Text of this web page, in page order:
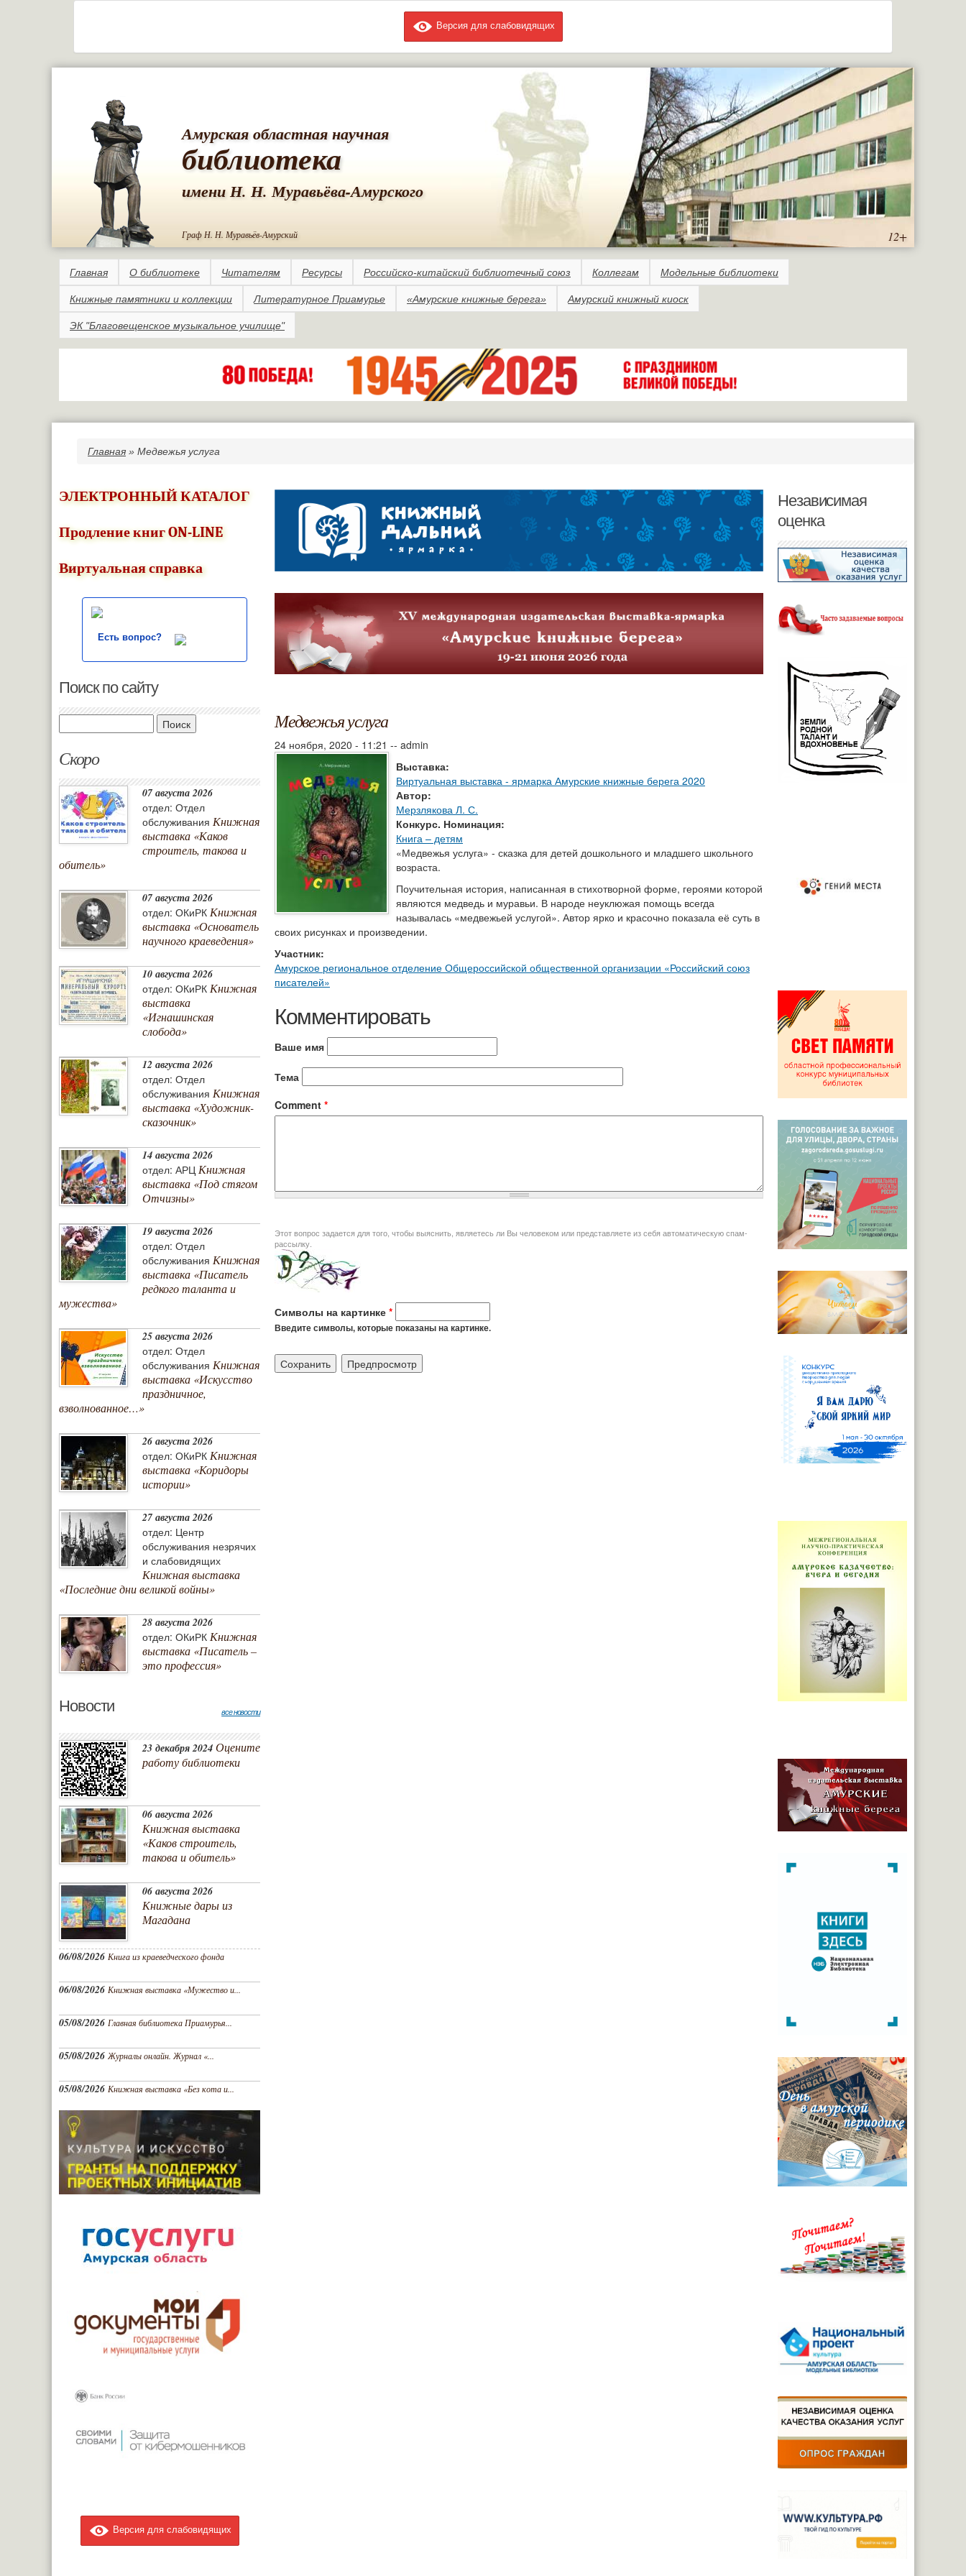
Версия для слабовидящих
Амурская областная научная
библиотека
имени Н. Н. Муравьёва-Амурского
Граф Н. Н. Муравьёв-Амурский 12+
Главная О библиотеке Читателям Ресурсы Российско-китайский библиотечный союз Коллегам Модельные библиотеки
Книжные памятники и коллекции Литературное Приамурье «Амурские книжные берега» Амурский книжный киоск
ЭК "Благовещенское музыкальное училище"
Вы здесь
Главная » Медвежья услуга
ЭЛЕКТРОННЫЙ КАТАЛОГ
Продление книг ON-LINE
Виртуальная справка
Есть вопрос?
Поиск по сайту
Скоро
07 августа 2026
отдел: Отдел
обслуживания Книжная
выставка «Каков
строитель, такова и
обитель»
07 августа 2026
отдел: ОКиРК Книжная
выставка «Основатель
научного краеведения»
10 августа 2026
отдел: ОКиРК Книжная
выставка
«Игнашинская
слобода»
12 августа 2026
отдел: Отдел
обслуживания Книжная
выставка «Художник-
сказочник»
14 августа 2026
отдел: АРЦ Книжная
выставка «Под стягом
Отчизны»
19 августа 2026
отдел: Отдел
обслуживания Книжная
выставка «Писатель
редкого таланта и
мужества»
25 августа 2026
отдел: Отдел
обслуживания Книжная
выставка «Искусство
праздничное,
взволнованное…»
26 августа 2026
отдел: ОКиРК Книжная
выставка «Коридоры
истории»
27 августа 2026
отдел: Центр
обслуживания незрячих
и слабовидящих
Книжная выставка
«Последние дни великой войны»
28 августа 2026
отдел: ОКиРК Книжная
выставка «Писатель –
это профессия»
Новости все новости
23 декабря 2024 Оцените
работу библиотеки
06 августа 2026
Книжная выставка
«Каков строитель,
такова и обитель»
06 августа 2026
Книжные дары из
Магадана
06/08/2026 Книга из краеведческого фонда
06/08/2026 Книжная выставка «Мужество и...
05/08/2026 Главная библиотека Приамурья...
05/08/2026Журналы онлайн. Журнал «...
05/08/2026 Книжная выставка «Без кота и...
Версия для слабовидящих
Медвежья услуга
24 ноября, 2020 - 11:21 -- admin
Выставка:
Виртуальная выставка - ярмарка Амурские книжные берега 2020
Автор:
Мерзлякова Л. С.
Конкурс. Номинация:
Книга – детям
«Медвежья услуга» - сказка для детей дошкольного и младшего школьного
возраста.
Поучительная история, написанная в стихотворной форме, героями которой
являются медведь и муравьи. В народе неуклюжая помощь всегда
называлась «медвежьей услугой». Автор ярко и красочно показала её суть в
своих рисунках и произведении.
Участник:
Амурское региональное отделение Общероссийской общественной организации «Российский союз
писателей»
Комментировать
Ваше имя
Тема
Comment *
Этот вопрос задается для того, чтобы выяснить, являетесь ли Вы человеком или представляете из себя автоматическую спам-
рассылку.
Символы на картинке *
Введите символы, которые показаны на картинке.
Независимая
оценка